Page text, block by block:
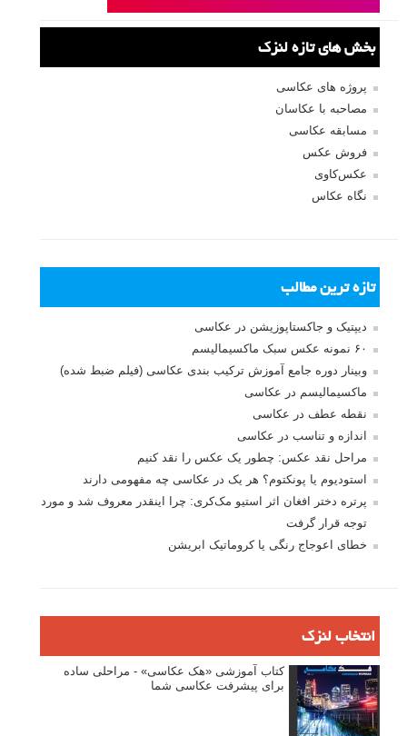
بخش های تازه لنزک
پروژه های عکاسی
مصاحبه با عکاسان
مسابقه عکاسی
فروش عکس
عکس‌کاوی
نگاه عکاس
تازه ترین مطالب
دیپتیک و جاکستا‌پوزیشن در عکاسی
۶۰ نمونه عکس سبک ماکسیمالیسم
وبینار دوره جامع آموزش ترکیب بندی عکاسی (فیلم ضبط شده)
ماکسیمالیسم در عکاسی
نقطه عطف در عکاسی
اندازه و تناسب در عکاسی
مراحل نقد عکس: چطور یک عکس را نقد کنیم
استودیوم یا پونکتوم؟ هر یک در عکاسی چه مفهومی دارند
پرتره دختر افغان اثر استیو مک‌کری: چرا اینقدر معروف شد و مورد
توجه قرار گرفت
خطای اعوجاج رنگی یا کروماتیک ابریشن
انتخاب لنزک
کتاب آموزشی «هک عکاسی» - مراحلی ساده
برای پیشرفت عکاسی شما